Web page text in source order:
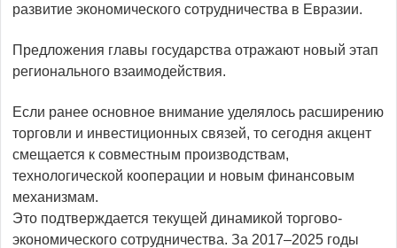
развитие экономического сотрудничества в Евразии.
Предложения главы государства отражают новый этап
регионального взаимодействия.
Если ранее основное внимание уделялось расширению
торговли и инвестиционных связей, то сегодня акцент
смещается к совместным производствам,
технологической кооперации и новым финансовым
механизмам.
Это подтверждается текущей динамикой торгово-
экономического сотрудничества. За 2017–2025 годы